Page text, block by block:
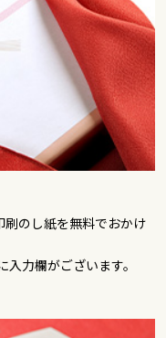
刷のし紙を無料でおかけ
力欄がございます。